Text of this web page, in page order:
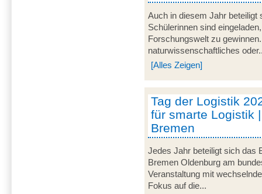
Auch in diesem Jahr beteiligt
Schülerinnen sind
Forschungswelt zu
naturwissenschaftliches
[Alles Zeigen]
Tag der Logistik
für smarte Logistik
Bremen
Jedes Jahr beteiligt sich das
Bremen Oldenburg am
Veranstaltung mit
Fokus auf die...